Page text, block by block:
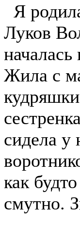
Я
Луков
Жила с
сидела у
как
смутно.